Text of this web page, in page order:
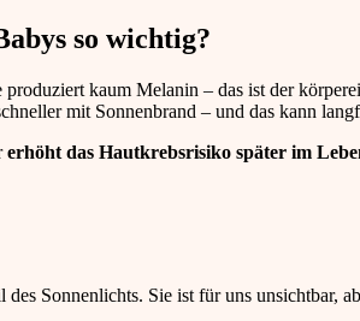
so wichtig?
kaum Melanin – das ist der
mit Sonnenbrand – und das kann
erhöht das Hautkrebsrisiko später im
Sonnenlichts. Sie ist für uns unsichtbar,